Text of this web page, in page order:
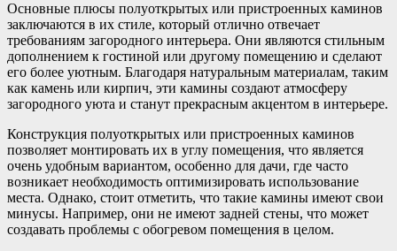
Основные плюсы полуоткрытых или пристроенных каминов
заключаются в их стиле, который отлично отвечает
требованиям загородного интерьера. Они являются стильным
дополнением к гостиной или другому помещению и сделают
его более уютным. Благодаря натуральным материалам, таким
как камень или кирпич, эти камины создают атмосферу
загородного уюта и станут прекрасным акцентом в интерьере.
Конструкция полуоткрытых или пристроенных каминов
позволяет монтировать их в углу помещения, что является
очень удобным вариантом, особенно для дачи, где часто
возникает необходимость оптимизировать использование
места. Однако, стоит отметить, что такие камины имеют свои
минусы. Например, они не имеют задней стены, что может
создавать проблемы с обогревом помещения в целом.